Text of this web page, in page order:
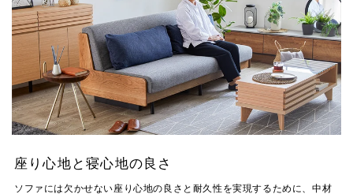
座り心地と寝心地の良さ
ソファには欠かせない座り心地の良さと耐久性を実現するために、中材